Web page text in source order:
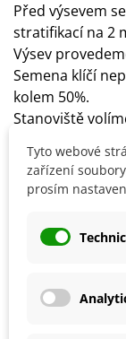
Před výsevem
stratifikací na 2
Výsev
Semena klíčí
kolem 50%.
Stanoviště
propustnou,
Půdu
Hnojíme
kompostem
rostliny
Tyto webové
zařízení
prosím